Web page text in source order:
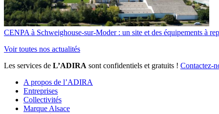
CENPA à Schweighouse-sur-Moder : un site et des équipements à
Voir toutes nos actualités
Les services de L’ADIRA sont confidentiels et gratuits ! Contactez-
A propos de l’ADIRA
Entreprises
Collectivités
Marque Alsace